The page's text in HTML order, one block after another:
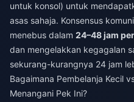
untuk konsol) untuk
asas sahaja. Konsensus
menebus dalam 24–48 jam
dan mengelakkan kegagalan
sekurang-kurangnya 24 jam
Bagaimana Pembelanja Kecil
Menangani Pek Ini?